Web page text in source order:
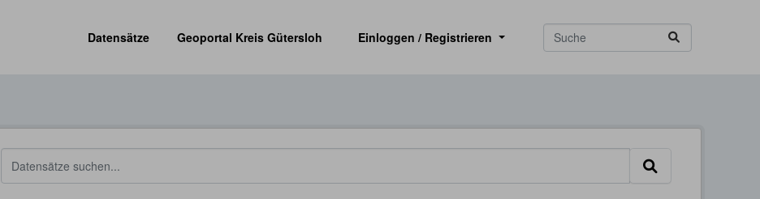
Datensätze
Geoportal Kreis Gütersloh Einloggen / Registrieren